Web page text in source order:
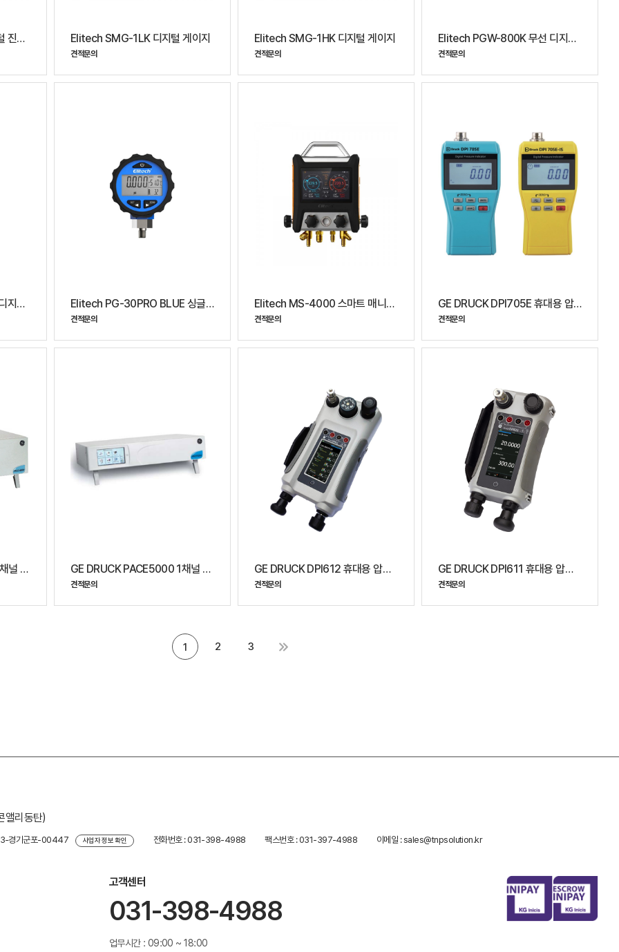
Elitech VGW-760K 디지털 진공 게이지 Elitech SMG-1LK 디지털 게이지
견적문의
Elitech SMG-1HK 디지털 게이지
견적문의
Elitech PGW-800K 무선 디지털 압력게이지
견적문의
Elitech PGW-500K 무선 디지털 압력게이지 Elitech PG-30PRO BLUE 싱글 매니폴드 게이지
견적문의
Elitech MS-4000 스마트 매니폴드 게이지
견적문의
GE DRUCK DPI705E 휴대용 압력 인디게이터
견적문의
GE DRUCK PACE6000 2채널 고정밀 자동 압력 교정기 GE DRUCK PACE5000 1채널 고정밀 자동 압력 교정기
견적문의
GE DRUCK DPI612 휴대용 압력 교정기
견적문의
GE DRUCK DPI611 휴대용 압력 교정기
견적문의
1 2 3
앨리동탄)
경기군포-00447 사업자 정보 확인 전화번호 : 031-398-4988 팩스번호 : 031-397-4988 이메일 : sales@tnpsolution.kr
고객센터
031-398-4988
업무시간 : 09:00 ~ 18:00